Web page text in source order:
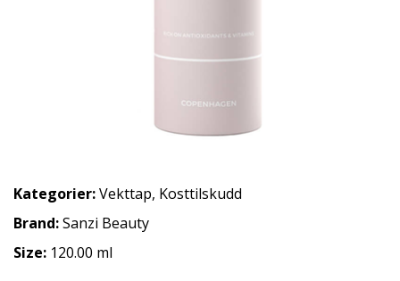
Kategorier:Vekttap, Kosttilskudd
Brand:Sanzi Beauty
Size: 120.00 ml